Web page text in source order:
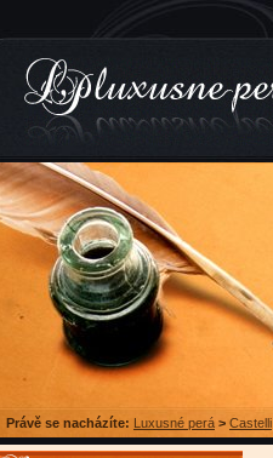
Právě se nacházíte: Luxusné perá > Castelli